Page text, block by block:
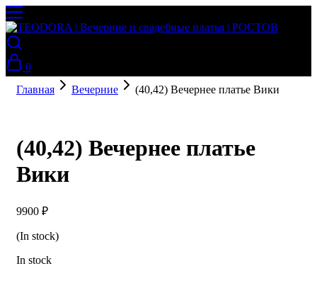
0
Главная
Вечерние (40,42) Вечернее платье Вики
(40,42) Вечернее платье
Вики
9900 ₽
(In stock)
In stock